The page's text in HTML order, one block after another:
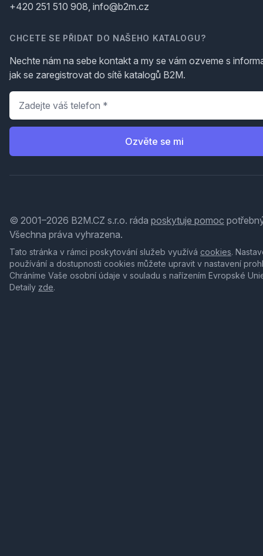
+420 251 510 908, info@b2m.cz
CHCETE SE PŘIDAT DO NAŠEHO KATALOGU?
Nechte nám na sebe kontakt a my se vám ozveme s
jak se zaregistrovat do sítě katalogů B2M.
Telefon
Ozvěte se mi
© 2001–2026 B2M.CZ s.r.o. ráda poskytuje pomoc
Všechna práva vyhrazena.
Tato stránka v rámci poskytování služeb využívá cookies.
používání a dostupnosti cookies můžete upravit v nastavení
Chráníme Vaše osobní údaje v souladu s nařízením Evropské
Detaily zde.